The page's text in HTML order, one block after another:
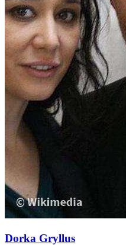
Dorka Gryllus